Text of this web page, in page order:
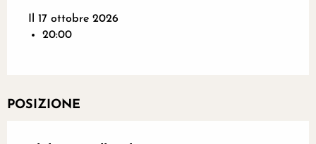
Il 17 ottobre 2026
20:00
POSIZIONE